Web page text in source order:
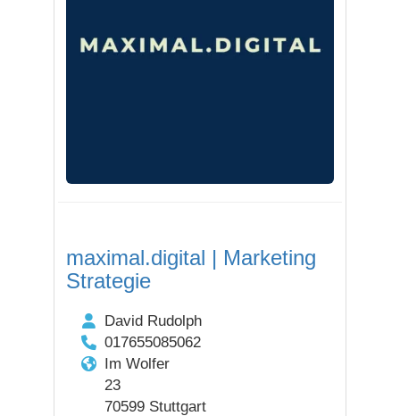
maximal.digital | Marketing
Strategie
David Rudolph
017655085062
Im Wolfer
23
70599 Stuttgart